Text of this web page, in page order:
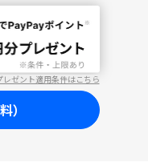
レゼント適用条件はこちら
）